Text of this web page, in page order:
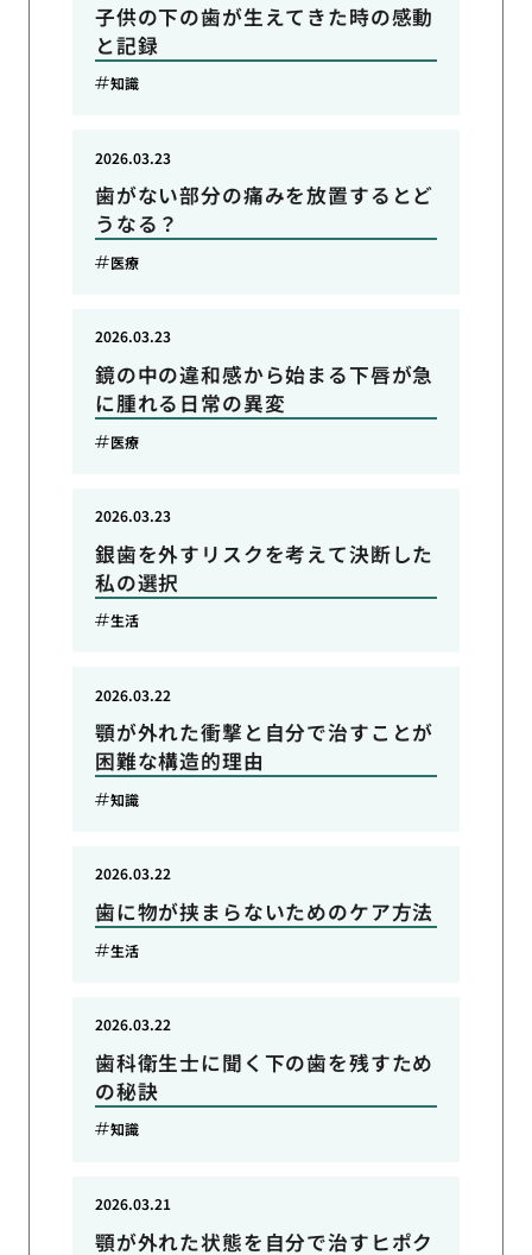
子供の下の歯が生えてきた時の感動
と記録
知識
歯がない部分の痛みを放置するとど
うなる？
2026.03.23
医療
鏡の中の違和感から始まる下唇が急
に腫れる日常の異変
2026.03.23
医療
銀歯を外すリスクを考えて決断した
私の選択
2026.03.23
生活
顎が外れた衝撃と自分で治すことが
困難な構造的理由
2026.03.22
知識
歯に物が挟まらないためのケア方法
2026.03.22
生活
歯科衛生士に聞く下の歯を残すため
の秘訣
2026.03.22
知識
顎が外れた状態を自分で治すヒポク
2026.03.21